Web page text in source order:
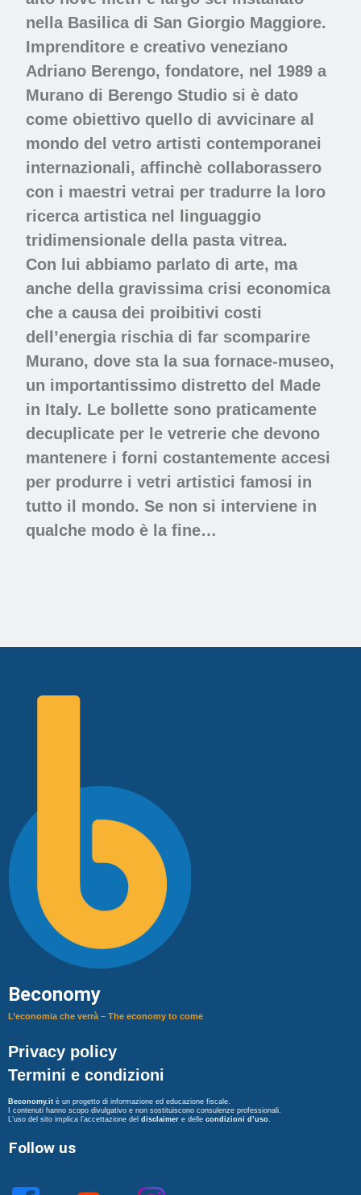
nella Basilica di San Giorgio Maggiore.
Imprenditore e creativo veneziano
Adriano Berengo, fondatore, nel 1989 a
Murano di Berengo Studio si è dato
come obiettivo quello di avvicinare al
mondo del vetro artisti contemporanei
internazionali, affinchè collaborassero
con i maestri vetrai per tradurre la loro
ricerca artistica nel linguaggio
tridimensionale della pasta vitrea.
Con lui abbiamo parlato di arte, ma
anche della gravissima crisi economica
che a causa dei proibitivi costi
dell’energia rischia di far scomparire
Murano, dove sta la sua fornace-museo,
un importantissimo distretto del Made
in Italy. Le bollette sono praticamente
decuplicate per le vetrerie che devono
mantenere i forni costantemente accesi
per produrre i vetri artistici famosi in
tutto il mondo. Se non si interviene in
qualche modo è la fine…
Beconomy
L’economia che verrà – The economy to come
Privacy policy
Termini e condizioni
Beconomy.it è un progetto di informazione ed educazione fiscale.
I contenuti hanno scopo divulgativo e non sostituiscono consulenze professionali.
L’uso del sito implica l’accettazione del disclaimer e delle condizioni d’uso
Follow us